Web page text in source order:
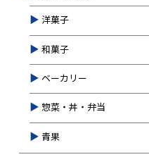
洋菓子
和菓子
ベーカリー
惣菜・丼・弁当
青果